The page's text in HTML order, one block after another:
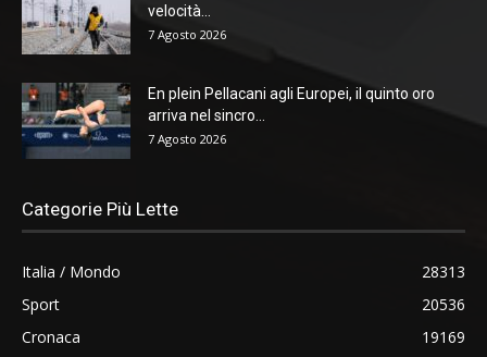
velocità...
7 Agosto 2026
En plein Pellacani agli Europei, il quinto oro
arriva nel sincro...
7 Agosto 2026
Categorie Più Lette
Italia / Mondo
28313
Sport
20536
Cronaca
19169